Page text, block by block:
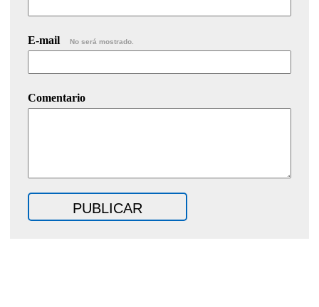
E-mail No será mostrado.
Comentario